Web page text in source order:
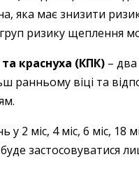
яка має знизити
ризику щеплення
краснуха (КПК) –
ранньому віці та
у 2 міс, 4 міс, 6 міс, 18
застосовуватися